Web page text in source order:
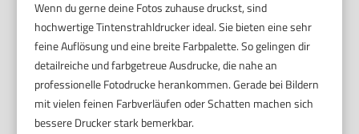
Wenn du gerne deine Fotos zuhause druckst, sind
hochwertige Tintenstrahldrucker ideal. Sie bieten eine sehr
feine Auflösung und eine breite Farbpalette. So gelingen dir
detailreiche und farbgetreue Ausdrucke, die nahe an
professionelle Fotodrucke herankommen. Gerade bei Bildern
mit vielen feinen Farbverläufen oder Schatten machen sich
bessere Drucker stark bemerkbar.